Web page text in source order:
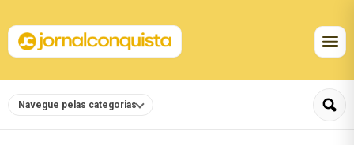
Navegue pelas categorias